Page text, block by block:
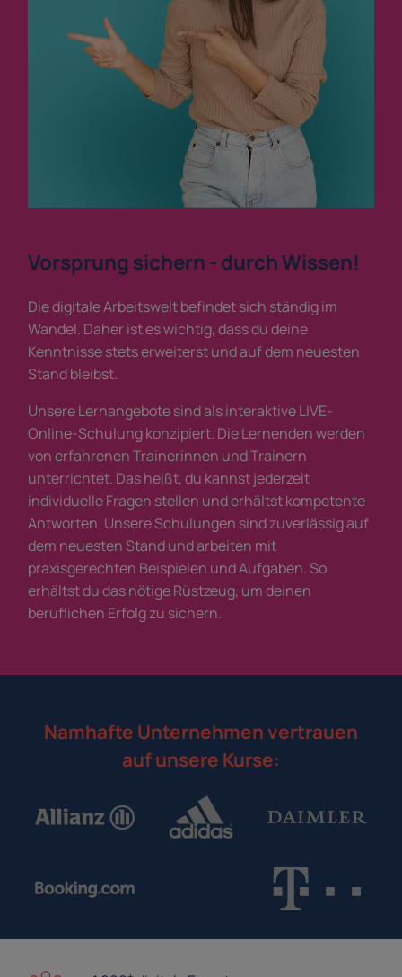
Vorsprung sichern - durch Wissen!
Die digitale Arbeitswelt befindet sich ständig im
Wandel. Daher ist es wichtig, dass du deine
Kenntnisse stets erweiterst und auf dem neuesten
Stand bleibst.
Unsere Lernangebote sind als interaktive LIVE-
Online-Schulung konzipiert. Die Lernenden werden
von erfahrenen Trainerinnen und Trainern
unterrichtet. Das heißt, du kannst jederzeit
individuelle Fragen stellen und erhältst kompetente
Antworten. Unsere Schulungen sind zuverlässig auf
dem neuesten Stand und arbeiten mit
praxisgerechten Beispielen und Aufgaben. So
erhältst du das nötige Rüstzeug, um deinen
beruflichen Erfolg zu sichern.
Namhafte Unternehmen vertrauen
auf unsere Kurse: